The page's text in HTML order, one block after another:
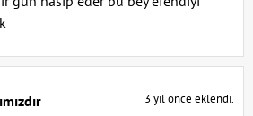
3 yıl önce eklendi.